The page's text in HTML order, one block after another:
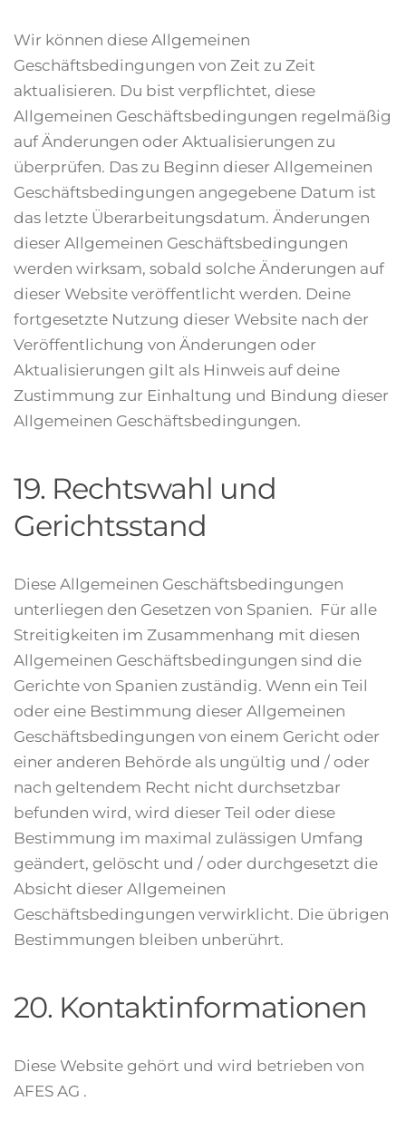
Wir können diese Allgemeinen
Geschäftsbedingungen von Zeit zu Zeit
aktualisieren. Du bist verpflichtet, diese
Allgemeinen Geschäftsbedingungen regelmäßig
auf Änderungen oder Aktualisierungen zu
überprüfen. Das zu Beginn dieser Allgemeinen
Geschäftsbedingungen angegebene Datum ist
das letzte Überarbeitungsdatum. Änderungen
dieser Allgemeinen Geschäftsbedingungen
werden wirksam, sobald solche Änderungen auf
dieser Website veröffentlicht werden. Deine
fortgesetzte Nutzung dieser Website nach der
Veröffentlichung von Änderungen oder
Aktualisierungen gilt als Hinweis auf deine
Zustimmung zur Einhaltung und Bindung dieser
Allgemeinen Geschäftsbedingungen.
19. Rechtswahl und
Gerichtsstand
Diese Allgemeinen Geschäftsbedingungen
unterliegen den Gesetzen von Spanien. Für alle
Streitigkeiten im Zusammenhang mit diesen
Allgemeinen Geschäftsbedingungen sind die
Gerichte von Spanien zuständig. Wenn ein Teil
oder eine Bestimmung dieser Allgemeinen
Geschäftsbedingungen von einem Gericht oder
einer anderen Behörde als ungültig und / oder
nach geltendem Recht nicht durchsetzbar
befunden wird, wird dieser Teil oder diese
Bestimmung im maximal zulässigen Umfang
geändert, gelöscht und / oder durchgesetzt die
Absicht dieser Allgemeinen
Geschäftsbedingungen verwirklicht. Die übrigen
Bestimmungen bleiben unberührt.
20. Kontaktinformationen
Diese Website gehört und wird betrieben von
AFES AG .